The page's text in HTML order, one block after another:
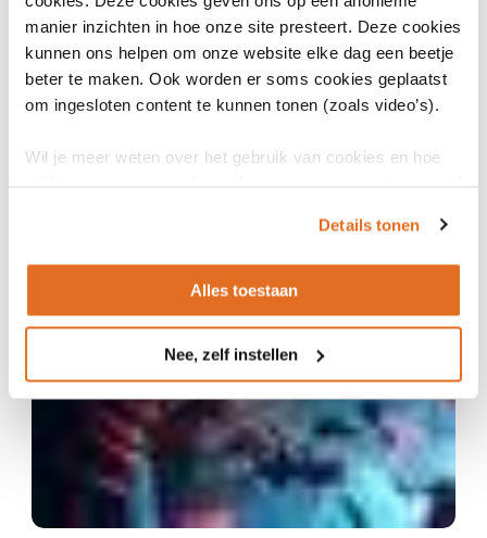
manier inzichten in hoe onze site presteert. Deze cookies
kunnen ons helpen om onze website elke dag een beetje
beter te maken. Ook worden er soms cookies geplaatst
om ingesloten content te kunnen tonen (zoals video’s).
Wil je meer weten over het gebruik van cookies en hoe
Details tonen
Alles toestaan
Nee, zelf instellen